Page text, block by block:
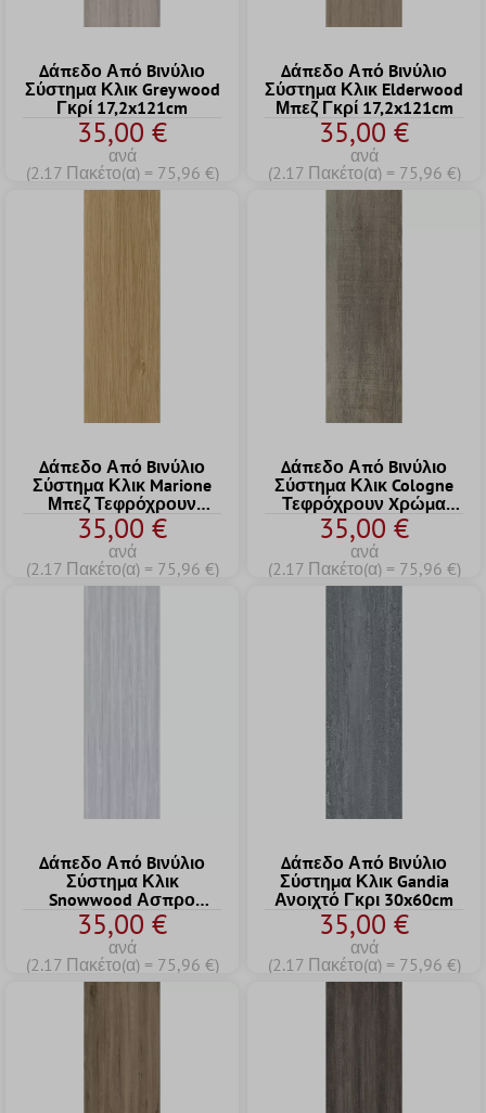
Δάπεδο Από Bινύλιο
Σύστημα Κλικ Greywood
Γκρί 17,2x121cm
35,00 €
ανά
(2.17 Πακέτο(α) = 75,96 €)
Δάπεδο Από Bινύλιο
Σύστημα Κλικ Elderwood
Μπεζ Γκρί 17,2x121cm
35,00 €
ανά
(2.17 Πακέτο(α) = 75,96 €)
Δάπεδο Από Bινύλιο
Σύστημα Κλικ Marione
Μπεζ Τεφρόχρουν
Xρώμα 17,2x121cm
35,00 €
ανά
(2.17 Πακέτο(α) = 75,96 €)
Δάπεδο Από Bινύλιο
Σύστημα Κλικ Cologne
Τεφρόχρουν Xρώμα
17,2x121cm
35,00 €
ανά
(2.17 Πακέτο(α) = 75,96 €)
Δάπεδο Από Bινύλιο
Σύστημα Κλικ
Snowwood Ασπρο
17,2x121cm
35,00 €
ανά
(2.17 Πακέτο(α) = 75,96 €)
Δάπεδο Από Bινύλιο
Σύστημα Κλικ Gandia
Ανοιχτό Γκρι 30x60cm
35,00 €
ανά
(2.17 Πακέτο(α) = 75,96 €)